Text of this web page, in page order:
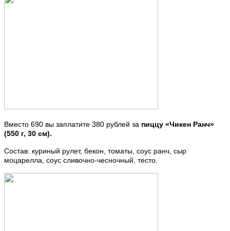
Вместо 690 вы заплатите 380 рублей за пиццу «Чикен Ранч»
(550 г, 30 см).
Состав: куриный рулет, бекон, томаты, соус ранч, сыр
моцарелла, соус сливочно-чесночный, тесто.